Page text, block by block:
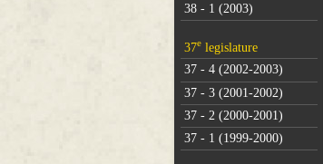
38 - 1 (2003)
37elegislature
37 - 4 (2002-2003)
37 - 3 (2001-2002)
37 - 2 (2000-2001)
37 - 1 (1999-2000)